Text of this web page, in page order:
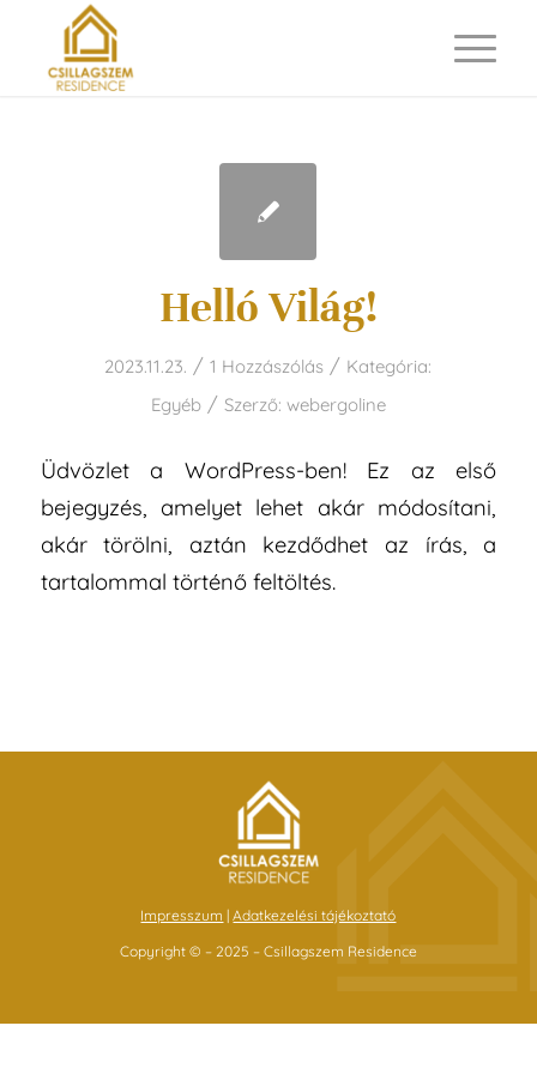
Helló Világ!
2023.11.23. / 1 Hozzászólás / Kategória:
Egyéb / Szerző: webergoline
Üdvözlet a WordPress-ben! Ez az első
bejegyzés, amelyet lehet akár módosítani,
akár törölni, aztán kezdődhet az írás, a
tartalommal történő feltöltés.
Impresszum |Adatkezelési tájékoztató
Copyright © – 2025 – Csillagszem Residence